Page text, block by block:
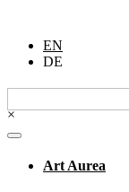
EN
DE
Suchen
nach:
×
Art Aurea